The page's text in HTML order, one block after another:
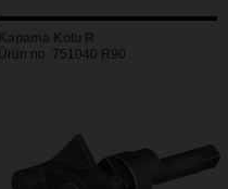
Kapama Kolu R
Ürün no. 751040 R90